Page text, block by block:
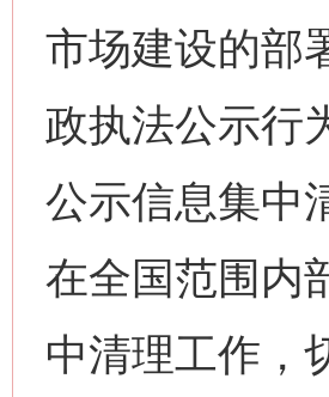
市场建设的部
政执法公示行
公示信息集中
在全国范围内
中清理工作，